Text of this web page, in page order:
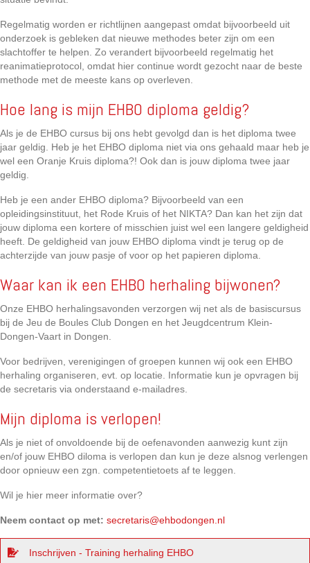
Regelmatig worden er richtlijnen aangepast omdat bijvoorbeeld uit
onderzoek is gebleken dat nieuwe methodes beter zijn om een
slachtoffer te helpen. Zo verandert bijvoorbeeld regelmatig het
reanimatieprotocol, omdat hier continue wordt gezocht naar de beste
methode met de meeste kans op overleven.
Hoe lang is mijn EHBO diploma geldig?
Als je de EHBO cursus bij ons hebt gevolgd dan is het diploma twee
jaar geldig. Heb je het EHBO diploma niet via ons gehaald maar heb je
wel een Oranje Kruis diploma?! Ook dan is jouw diploma twee jaar
geldig.
Heb je een ander EHBO diploma? Bijvoorbeeld van een
opleidingsinstituut, het Rode Kruis of het NIKTA? Dan kan het zijn dat
jouw diploma een kortere of misschien juist wel een langere geldigheid
heeft. De geldigheid van jouw EHBO diploma vindt je terug op de
achterzijde van jouw pasje of voor op het papieren diploma.
Waar kan ik een EHBO herhaling bijwonen?
Onze EHBO herhalingsavonden verzorgen wij net als de basiscursus
bij de Jeu de Boules Club Dongen en het Jeugdcentrum Klein-
Dongen-Vaart in Dongen.
Voor bedrijven, verenigingen of groepen kunnen wij ook een EHBO
herhaling organiseren, evt. op locatie. Informatie kun je opvragen bij
de secretaris via onderstaand e-mailadres.
Mijn diploma is verlopen!
Als je niet of onvoldoende bij de oefenavonden aanwezig kunt zijn
en/of jouw EHBO diloma is verlopen dan kun je deze alsnog verlengen
door opnieuw een zgn. competentietoets af te leggen.
Wil je hier meer informatie over?
Neem contact op met: secretaris@ehbodongen.nl
Inschrijven - Training herhaling EHBO